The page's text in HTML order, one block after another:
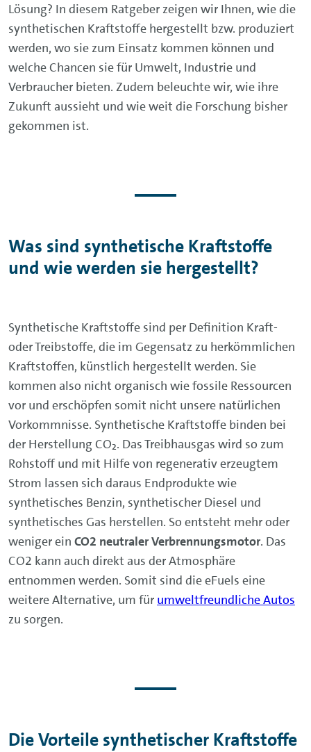
Lösung? In diesem Ratgeber zeigen wir Ihnen, wie die
synthetischen Kraftstoffe hergestellt bzw. produziert
werden, wo sie zum Einsatz kommen können und
welche Chancen sie für Umwelt, Industrie und
Verbraucher bieten. Zudem beleuchte wir, wie ihre
Zukunft aussieht und wie weit die Forschung bisher
gekommen ist.
Was sind synthetische Kraftstoffe
und wie werden sie hergestellt?
Synthetische Kraftstoffe sind per Definition Kraft-
oder Treibstoffe, die im Gegensatz zu herkömmlichen
Kraftstoffen, künstlich hergestellt werden. Sie
kommen also nicht organisch wie fossile Ressourcen
vor und erschöpfen somit nicht unsere natürlichen
Vorkommnisse. Synthetische Kraftstoffe binden bei
der Herstellung CO₂. Das Treibhausgas wird so zum
Rohstoff und mit Hilfe von regenerativ erzeugtem
Strom lassen sich daraus Endprodukte wie
synthetisches Benzin, synthetischer Diesel und
synthetisches Gas herstellen. So entsteht mehr oder
weniger ein CO2 neutraler Verbrennungsmotor. Das
CO2 kann auch direkt aus der Atmosphäre
entnommen werden. Somit sind die eFuels eine
weitere Alternative, um für umweltfreundliche Autos
zu sorgen.
Die Vorteile synthetischer Kraftstoffe